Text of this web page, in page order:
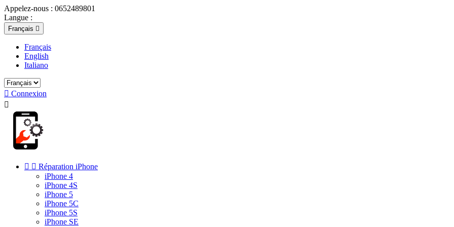
Appelez-nous : 0652489801
Langue :
Français 
Français
English
Italiano
 Connexion

  Réparation iPhone
iPhone 4
iPhone 4S
iPhone 5
iPhone 5C
iPhone 5S
iPhone SE